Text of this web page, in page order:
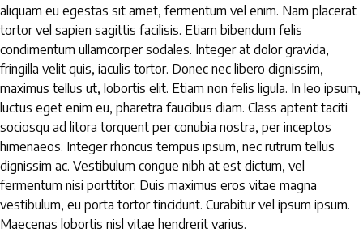
aliquam eu egestas sit amet, fermentum vel enim. Nam placerat
tortor vel sapien sagittis facilisis. Etiam bibendum felis
condimentum ullamcorper sodales. Integer at dolor gravida,
fringilla velit quis, iaculis tortor. Donec nec libero dignissim,
maximus tellus ut, lobortis elit. Etiam non felis ligula. In leo ipsum,
luctus eget enim eu, pharetra faucibus diam. Class aptent taciti
sociosqu ad litora torquent per conubia nostra, per inceptos
himenaeos. Integer rhoncus tempus ipsum, nec rutrum tellus
dignissim ac. Vestibulum congue nibh at est dictum, vel
fermentum nisi porttitor. Duis maximus eros vitae magna
vestibulum, eu porta tortor tincidunt. Curabitur vel ipsum ipsum.
Maecenas lobortis nisl vitae hendrerit varius.